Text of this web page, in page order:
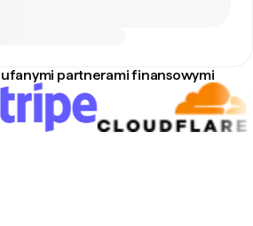
partnerami finansowymi